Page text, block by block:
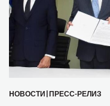
HОВОСТИ ПРЕСС-РЕЛИЗ